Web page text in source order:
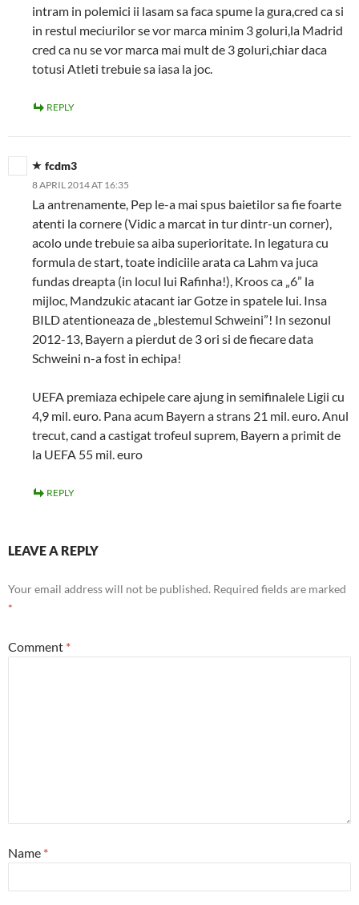
intram in polemici ii lasam sa faca spume la gura,cred ca si
in restul meciurilor se vor marca minim 3 goluri,la Madrid
cred ca nu se vor marca mai mult de 3 goluri,chiar daca
totusi Atleti trebuie sa iasa la joc.
REPLY
fcdm3
8 APRIL 2014 AT 16:35
La antrenamente, Pep le-a mai spus baietilor sa fie foarte
atenti la cornere (Vidic a marcat in tur dintr-un corner),
acolo unde trebuie sa aiba superioritate. In legatura cu
formula de start, toate indiciile arata ca Lahm va juca
fundas dreapta (in locul lui Rafinha!), Kroos ca „6” la
mijloc, Mandzukic atacant iar Gotze in spatele lui. Insa
BILD atentioneaza de „blestemul Schweini”! In sezonul
2012-13, Bayern a pierdut de 3 ori si de fiecare data
Schweini n-a fost in echipa!
UEFA premiaza echipele care ajung in semifinalele Ligii cu
4,9 mil. euro. Pana acum Bayern a strans 21 mil. euro. Anul
trecut, cand a castigat trofeul suprem, Bayern a primit de
la UEFA 55 mil. euro
REPLY
LEAVE A REPLY
Your email address will not be published. Required fields are marked
*
Comment *
Name *